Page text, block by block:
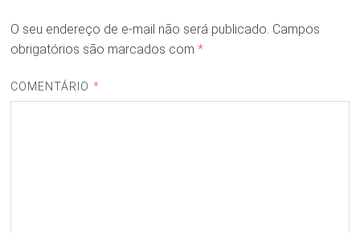
O seu endereço de e-mail não será publicado. Campos
obrigatórios são marcados com *
COMENTÁRIO *